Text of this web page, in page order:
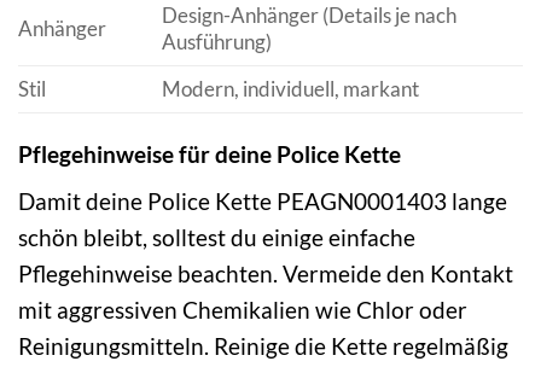
Anhänger
Design-Anhänger (Details je nach
Ausführung)
Stil
Modern, individuell, markant
Pflegehinweise für deine Police Kette
Damit deine Police Kette PEAGN0001403 lange
schön bleibt, solltest du einige einfache
Pflegehinweise beachten. Vermeide den Kontakt
mit aggressiven Chemikalien wie Chlor oder
Reinigungsmitteln. Reinige die Kette regelmäßig